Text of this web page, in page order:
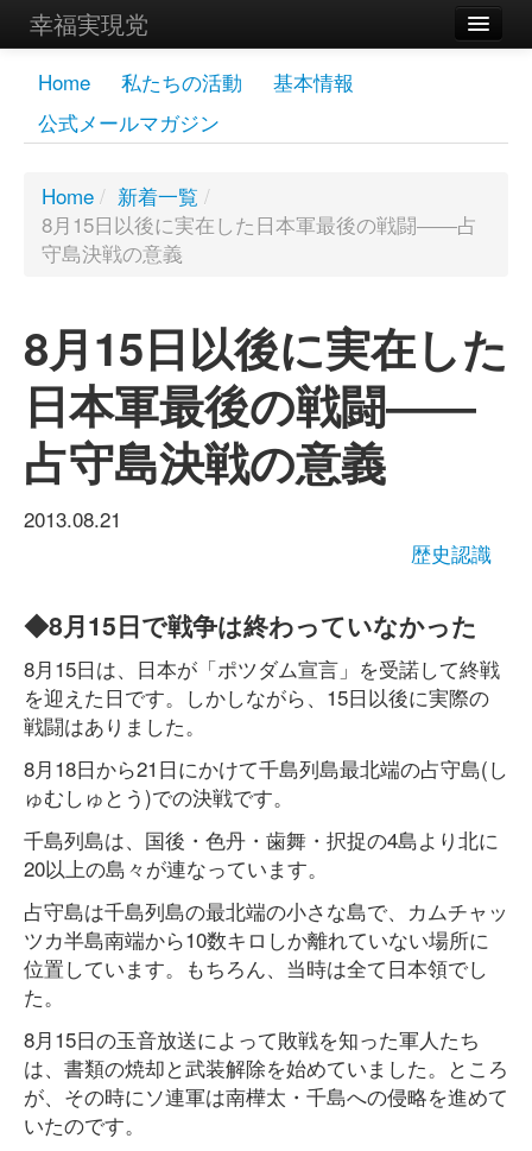
幸福実現党
メンバーズページ
党員
お問い合わせ
Home 私たちの活動
基本情報
公式メールマガジン
Home / 新着一覧 /
8月15日以後に実在した日本軍最後の戦闘――占
守島決戦の意義
8月15日以後に実在した
日本軍最後の戦闘――
占守島決戦の意義
2013.08.21
歴史認識
◆8月15日で戦争は終わっていなかった
8月15日は、日本が「ポツダム宣言」を受諾して終戦
を迎えた日です。しかしながら、15日以後に実際の
戦闘はありました。
8月18日から21日にかけて千島列島最北端の占守島(し
ゅむしゅとう)での決戦です。
千島列島は、国後・色丹・歯舞・択捉の4島より北に
20以上の島々が連なっています。
占守島は千島列島の最北端の小さな島で、カムチャッ
ツカ半島南端から10数キロしか離れていない場所に
位置しています。もちろん、当時は全て日本領でし
た。
8月15日の玉音放送によって敗戦を知った軍人たち
は、書類の焼却と武装解除を始めていました。ところ
が、その時にソ連軍は南樺太・千島への侵略を進めて
いたのです。